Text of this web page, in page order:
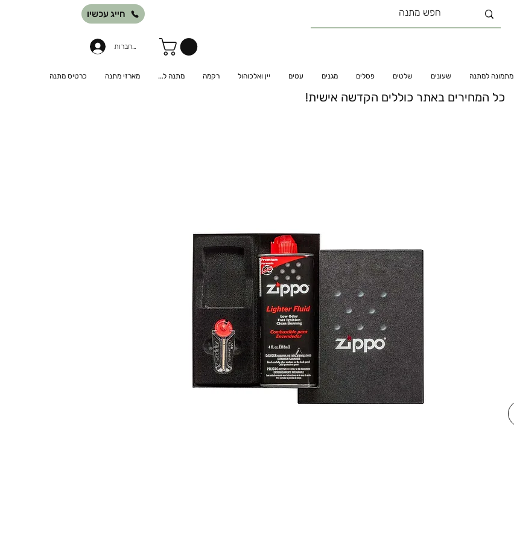
חייג עכשיו
להתחברות
מתמונה למתנה שעונים שלטים פסלים מגנים עטים יין ואלכוהול רקמה מתנה ל... מארזי מתנה כרטיס מתנה
כל המחירים באתר כוללים הקדשה אישית!